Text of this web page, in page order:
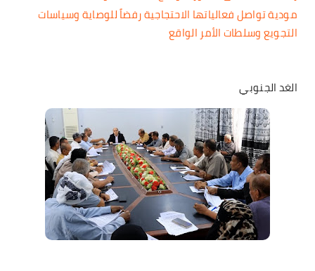
مودية تواصل فعالياتها الاحتجاجية رفضاً للوصاية وسياسات
التجويع وسلطات الأمر الواقع
الغد الجنوبي